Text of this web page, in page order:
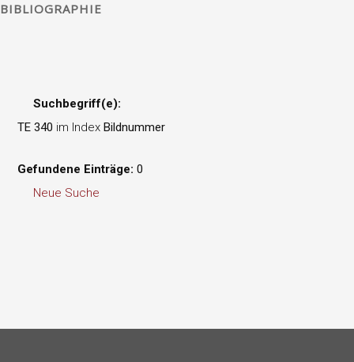
BIBLIOGRAPHIE
Suchbegriff(e):
TE 340 im IndexBildnummer
Gefundene Einträge: 0
Neue Suche